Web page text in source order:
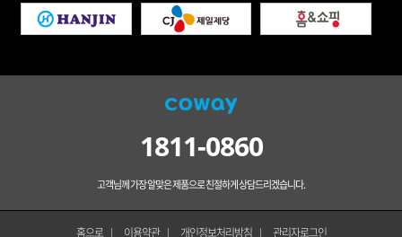
1811-0860
고객님께 가장 알맞은 제품으로 친절하게 상담드리겠습니다.
홈으로 이용약관 개인정보처리방침 관리자로그인